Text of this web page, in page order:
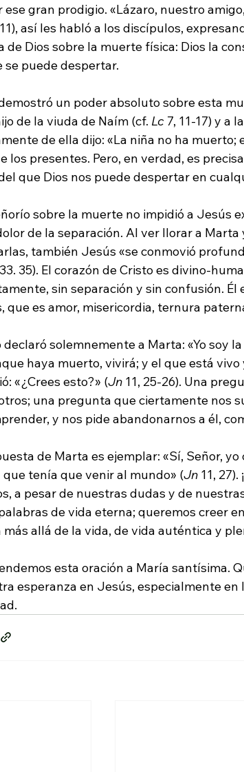
ese gran prodigio. «Lázaro, nuestro
11), así les habló a los discípulos,
de Dios sobre la muerte física: Dios la
se puede despertar.
un poder absoluto sobre esta
de la viuda de Naím (cf. Lc 7, 11-17) y a
de ella dijo: «La niña no ha muerto;
los presentes. Pero, en verdad, es
que Dios nos puede despertar en
sobre la muerte no impidió a Jesús
de la separación. Al ver llorar a
también Jesús «se conmovió
35). El corazón de Cristo es divino-
sin separación y sin confusión. Él
que es amor, misericordia, ternura
declaró solemnemente a Marta: «Yo soy
haya muerto, vivirá; y el que está
«¿Crees esto?» (Jn 11, 25-26). Una
una pregunta que ciertamente nos
y nos pide abandonarnos a él,
de Marta es ejemplar: «Sí, Señor,
que tenía que venir al mundo» (Jn 11,
a pesar de nuestras dudas y de
de vida eterna; queremos creer
más allá de la vida, de vida auténtica y
esta oración a María santísima.
esperanza en Jesús, especialmente